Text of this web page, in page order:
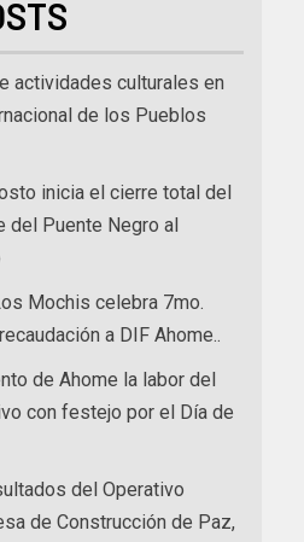
actividades culturales en
de los Pueblos
inicia el cierre total del
del Puente Negro al
Mochis celebra 7mo.
a DIF Ahome..
de Ahome la labor del
con festejo por el Día de
del Operativo
de Construcción de Paz,